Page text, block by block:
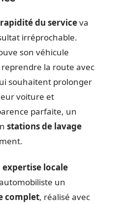
rapidité du serviceva
irréprochable.
son véhicule
la route avec
souhaitent prolonger
voiture et
parfaite, un
stations de lavage
expertise locale
un
complet, réalisé avec